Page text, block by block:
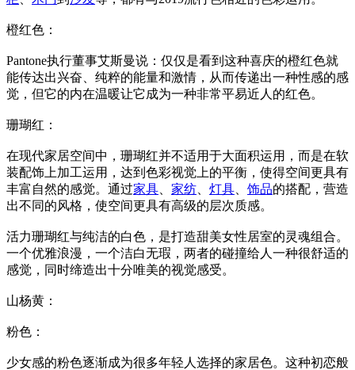
橙红色：
Pantone执行董事艾斯曼说：仅仅是看到这种喜庆的橙红色就
能传达出兴奋、纯粹的能量和激情，从而传递出一种性感的感
觉，但它的内在温暖让它成为一种非常平易近人的红色。
珊瑚红：
在现代家居空间中，珊瑚红并不适用于大面积运用，而是在软
装配饰上加工运用，达到色彩视觉上的平衡，使得空间更具有
丰富自然的感觉。通过家具 家纺 灯具 饰品的搭配，营造
出不同的风格，使空间更具有高级的层次质感。
活力珊瑚红与纯洁的白色，是打造甜美女性居室的灵魂组合。
一个优雅浪漫，一个洁白无瑕，两者的碰撞给人一种很舒适的
感觉，同时缔造出十分唯美的视觉感受。
山杨黄：
粉色：
少女感的粉色逐渐成为很多年轻人选择的家居色。这种初恋般